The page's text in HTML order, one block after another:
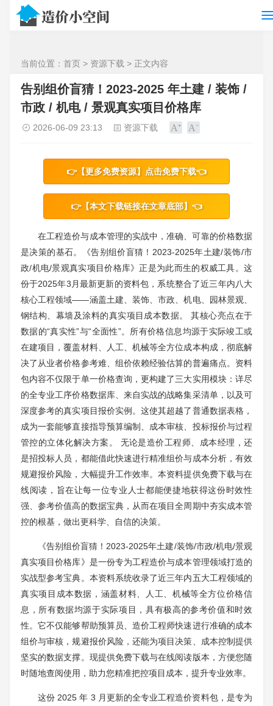
/>
当前位置： 首页 > 资源下载 > 正文内容
告别组价盲猜！2023-2025 年土建 / 装饰 /
市政 / 机电 / 景观真实项目价格库
2026-06-09 23:13 资源下载
👉【更多免费资源】点击免费下载👈
👉【本文下载链接在文章底部】👈
在工程造价与成本管理的实战中，准确、可靠的价格数据
是决策的基石。《告别组价盲猜！2023-2025年土建/装饰/市
政/机电/景观真实项目价格库》正是为此而生的权威工具。这
份于2025年3月最新更新的资料包，系统整合了近三年内八大
核心工程领域——涵盖土建、装饰、市政、机电、园林景观、
钢结构、幕墙及涂料的真实项目成本数据。 其核心亮点在于
数据的“真实性”与“全面性”。所有价格信息均源于实际竣工或
在建项目，覆盖材料、人工、机械等全方位成本构成，彻底解
决了从业者价格参考难、组价依赖经验估算的普遍痛点。资料
包内容不仅限于单一价格查询，更构建了三大实用模块：详尽
的全专业工序价格数据库、来自实战的战略集采清单，以及可
深度参考的真实项目报价实例。这使其超越了普通数据表格，
成为一套能够直接指导预算编制、成本审核、投标报价与过程
管控的立体化解决方案。 无论是造价工程师、成本经理，还
是招投标人员，都能借此快速进行精准组价与成本分析，有效
规避报价风险，大幅提升工作效率。本资料提供免费下载与在
线阅读，旨在让每一位专业人士都能便捷地获得这份时效性
强、参考价值高的数据宝典，从而在项目全周期中夯实成本管
控的根基，做出更科学、自信的决策。
《告别组价盲猜！2023-2025年土建/装饰/市政/机电/景观
真实项目价格库》是一份专为工程造价与成本管理领域打造的
实战型参考宝典。本资料系统收录了近三年内五大工程领域的
真实项目成本数据，涵盖材料、人工、机械等全方位价格信
息，所有数据均源于实际项目，具有极高的参考价值和时效
性。它不仅能够帮助预算员、造价工程师快速进行准确的成本
组价与审核，规避报价风险，还能为项目决策、成本控制提供
坚实的数据支撑。现提供免费下载与在线阅读版本，方便您随
时随地查阅使用，助力您精准把控项目成本，提升专业效率。
这份 2025 年 3 月更新的全专业工程造价资料包，是专为